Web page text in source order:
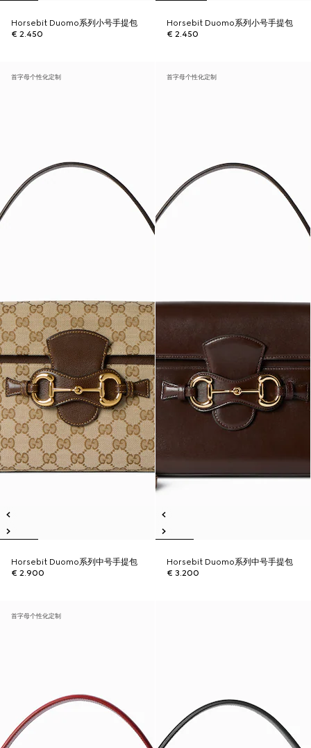
Horsebit Duomo系列小号手提包
€ 2.450
Horsebit Duomo系列小号手提包
€ 2.450
首字母个性化定制
Horsebit Duomo系列中号手提包
€ 2.900
首字母个性化定制
Horsebit Duomo系列中号手提包
€ 3.200
首字母个性化定制